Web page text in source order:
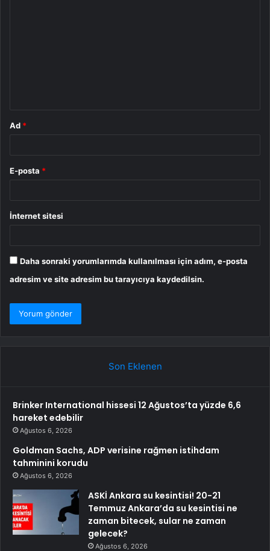
Ad *
E-posta *
İnternet sitesi
Daha sonraki yorumlarımda kullanılması için adım, e-posta
adresim ve site adresim bu tarayıcıya kaydedilsin.
Son Eklenen
Brinker International hissesi 12 Ağustos’ta yüzde 6,6
hareket edebilir
Ağustos 6, 2026
Goldman Sachs, ADP verisine rağmen istihdam
tahminini korudu
Ağustos 6, 2026
ASKİ Ankara su kesintisi! 20-21
Temmuz Ankara’da su kesintisi ne
zaman bitecek, sular ne zaman
gelecek?
Ağustos 6, 2026